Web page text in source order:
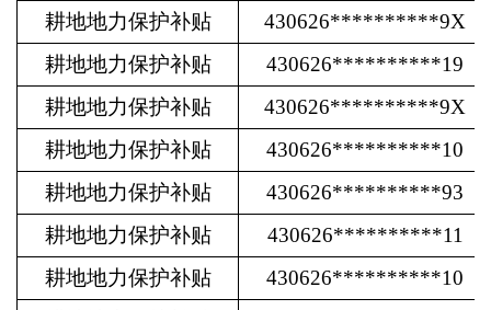
耕地地力保护补贴
430626**********9X
耕地地力保护补贴
430626**********19
耕地地力保护补贴
430626**********9X
耕地地力保护补贴
430626**********10
耕地地力保护补贴
430626**********93
耕地地力保护补贴
430626**********11
耕地地力保护补贴
430626**********10